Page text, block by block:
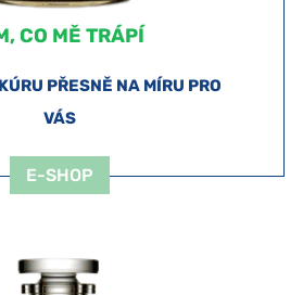
CO MĚ TRÁPÍ
PŘESNĚ NA MÍRU PRO
VÁS
E-SHOP